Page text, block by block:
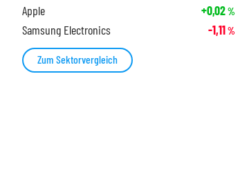
Apple +0,02%
Samsung Electronics -1,11%
Zum Sektorvergleich